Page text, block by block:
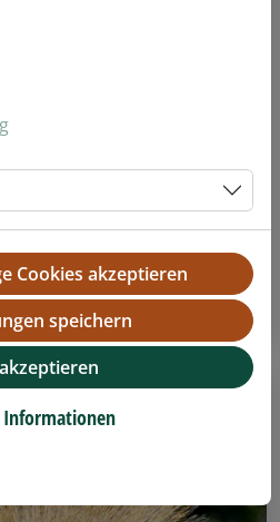
Familie
anzeigen
Cookies akzeptieren
speichern
Informationen